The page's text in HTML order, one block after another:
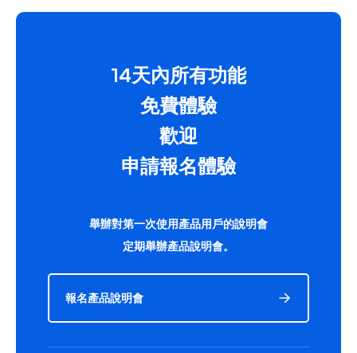
14天內所有功能
免費體驗
歡迎
申請報名體驗
舉辦對第一次使用產品用戶的說明會
定期舉辦產品說明會。
報名產品說明會